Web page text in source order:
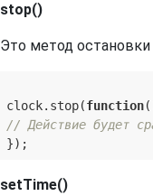
stop()
Это метод
clock.stop(function(
// Действие будет
setTime()